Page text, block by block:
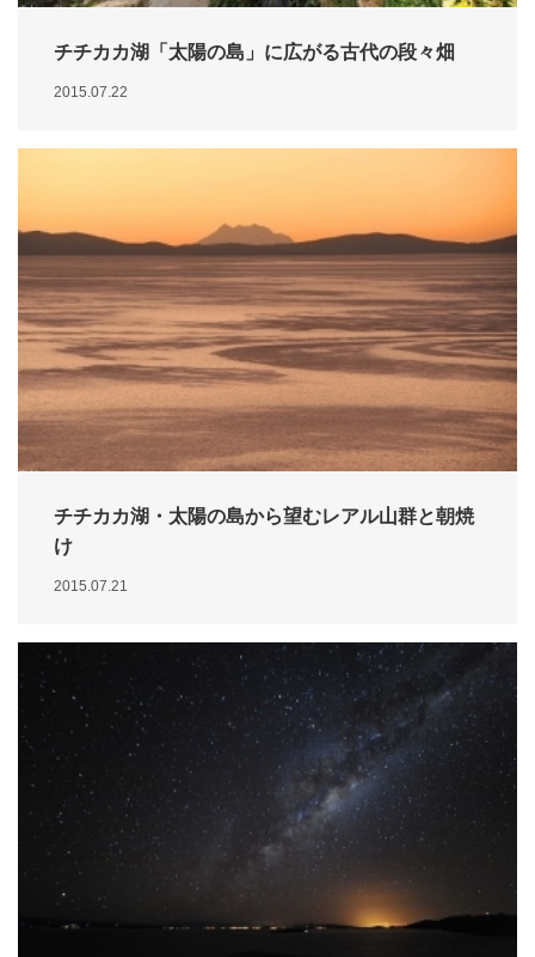
チチカカ湖「太陽の島」に広がる古代の段々畑
2015.07.22
チチカカ湖・太陽の島から望むレアル山群と朝焼
け
2015.07.21